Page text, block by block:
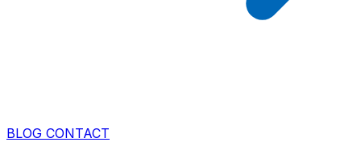
BLOG CONTACT